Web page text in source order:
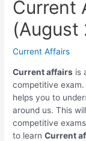
Current
(August
Current Affairs
Current affairs is
competitive
helps you to
around us. This
competitive
to learnCurrent